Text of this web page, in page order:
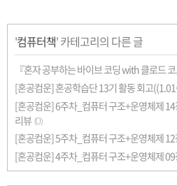
'컴퓨터책' 카테고리의 다른 글
『혼자 공부하는 바이브 코딩 with 클로드
[혼공컴운] 혼공학습단 13기 활동 회고
[혼공컴운] 6주차_컴퓨터 구조+운영체제
리뷰 (0)
[혼공컴운] 5주차_컴퓨터 구조+운영체제
[혼공컴운] 4주차_컴퓨터 구조+운영체제